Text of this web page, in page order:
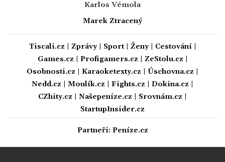
Karlos Vémola
Marek Ztracený
Tiscali.cz Zprávy| Sport| Ženy| Cestování|
Games.cz
Profigamers.cz ZeStolu.cz
Osobnosti.cz
Karaoketexty.cz Úschovna.cz
Nedd.cz
Moulík.cz Fights.cz Dokina.cz
CZhity.cz
Našepeníze.cz Srovnám.cz
StartupInsider.cz
Partneři: Peníze.cz